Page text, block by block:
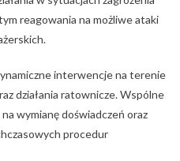
reagowania na możliweataki
interwencjena terenie
działania ratownicze.Wspólne
na wymianędoświadczeń oraz
procedur